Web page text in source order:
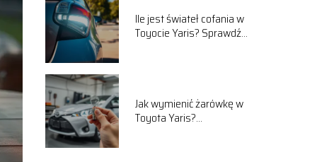
Ile jest świateł cofania w
Toyocie Yaris? Sprawdź
Jak wymienić żarówkę w
Toyota Yaris?